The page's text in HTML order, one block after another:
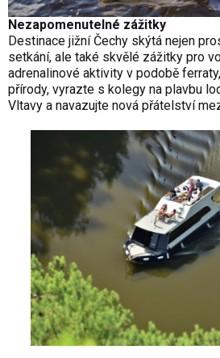
Nezapomenutelné zážitky
Destinace jižní Čechy skýtá nejen
setkání, ale také skvělé zážitky pro
adrenalinové aktivity v podobě
přírody, vyrazte s kolegy na plavbu
Vltavy a navazujte nová přátelství